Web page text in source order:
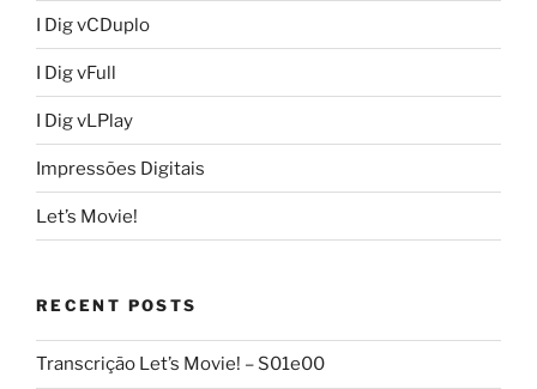
I Dig vCDuplo
I Dig vFull
I Dig vLPlay
Impressões Digitais
Let’s Movie!
RECENT POSTS
Transcrição Let’s Movie! – S01e00